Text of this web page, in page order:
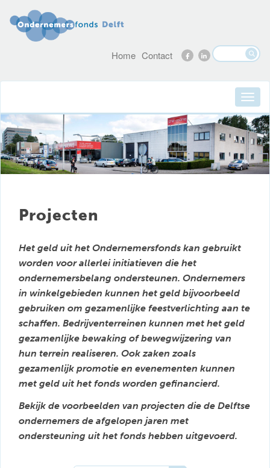
Home Contact
Projecten
Het geld uit het Ondernemersfonds kan gebruikt
worden voor allerlei initiatieven die het
ondernemersbelang ondersteunen. Ondernemers
in winkelgebieden kunnen het geld bijvoorbeeld
gebruiken om gezamenlijke feestverlichting aan te
schaffen. Bedrijventerreinen kunnen met het geld
gezamenlijke bewaking of bewegwijzering van
hun terrein realiseren. Ook zaken zoals
gezamenlijk promotie en evenementen kunnen
met geld uit het fonds worden gefinancierd.
Bekijk de voorbeelden van projecten die de Delftse
ondernemers de afgelopen jaren met
ondersteuning uit het fonds hebben uitgevoerd.